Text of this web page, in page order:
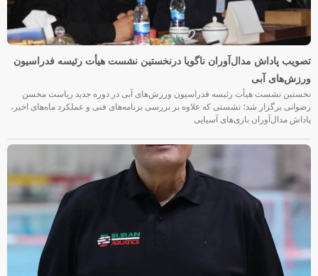
تصویب پاداش مدال‌آوران ناگویا درنخستین نشست هیأت رئیسه فدراسیون
ورزش‌های آبی
نخستین نشست هیأت رئیسه فدراسیون ورزش‌های آبی در دوره جدید ریاست محسن
رضوانی برگزار شد؛ نشستی که علاوه بر بررسی برنامه‌های فنی و عملکرد ماه‌های اخیر،
پاداش مدال‌آوران بازی‌های آسیایی